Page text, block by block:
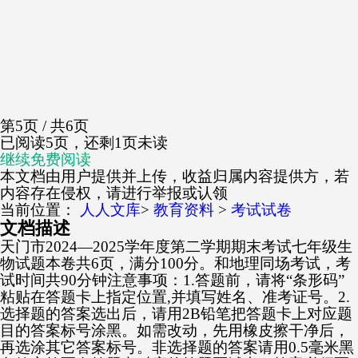
第5页 / 共6页
已阅读5页，还剩1页未读
继续免费阅读
本文档由用户提供并上传，收益归属内容提供方，若
内容存在侵权，请进行举报或认领
当前位置：
人人文库> 教育资料 > 考试试卷
文档描述
天门市2024—2025学年度第二学期期末考试七年级生
物试题本卷共6页，满分100分。和地理同场考试，考
试时间共90分钟注意事项：1.答题前，请将“条形码”
粘贴在答题卡上指定位置,并填写姓名、准考证号。2.
选择题的答案选出后，请用2B铅笔把答题卡上对应题
目的答案标号涂黑。如需改动，先用橡皮擦干净后，
再选涂其它答案标号。非选择题的答案请用0.5毫米黑